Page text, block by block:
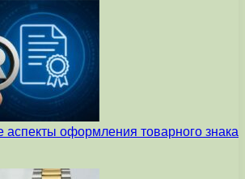
аспекты оформления товарного знака